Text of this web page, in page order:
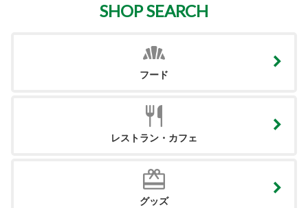
SHOP SEARCH
フード
レストラン・カフェ
グッズ